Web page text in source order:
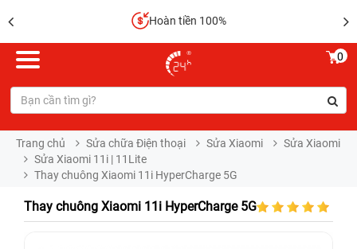
Hoàn tiền 100%
0
Trang chủ Sửa chữa Điện thoại Sửa Xiaomi
Sửa Xiaomi
Sửa Xiaomi 11i | 11Lite
Thay chuông Xiaomi 11i HyperCharge 5G
Thay chuông Xiaomi 11i HyperCharge 5G